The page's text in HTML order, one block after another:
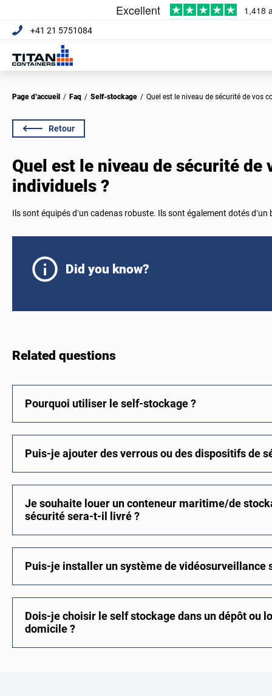
+41 21 5751084
Page d’accueil / Faq / Self-stockage / Quel est le niveau de sécurité de vos
Retour
Quel est le niveau de sécurité de
individuels ?
Ils sont équipés d’un cadenas robuste. Ils sont également dotés
Did you know?
Related questions
Pourquoi utiliser le self-stockage ?
Puis-je ajouter des verrous ou des dispositifs de
Je souhaite louer un conteneur maritime/de
sécurité sera-t-il livré ?
Puis-je installer un système de vidéosurveillance
Dois-je choisir le self stockage dans un dépôt ou
domicile ?